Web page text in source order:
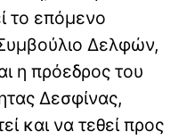
το επόμενο
Δελφών,
η πρόεδρος του
Δεσφίνας,
και να τεθεί προς